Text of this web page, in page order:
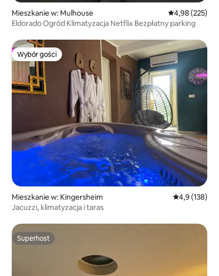
Mieszkanie w: Mulhouse Średnia
4,98 (225)
Eldorado Ogród Klimatyzacja Netflix Bezpłatny parking
Wybór gości
Wybór gości
Mieszkanie w: Kingersheim Średnia
4,9 (138)
Jacuzzi, klimatyzacja i taras
Superhost
Superhost